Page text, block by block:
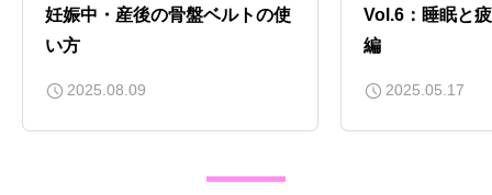
妊娠中・産後の骨盤ベルトの使
い方
2025.08.09
Vol.6：睡眠と
編
2025.05.17